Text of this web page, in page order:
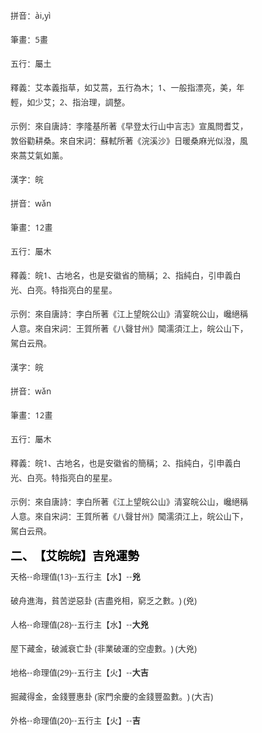
拼音：ài,yì
筆畫：5畫
五行：屬土
釋義：艾本義指草，如艾蒿，五行為木；1、一般指漂亮，美，年
輕，如少艾；2、指治理，調整。
示例：來自唐詩：李隆基所著《早登太行山中言志》宣風問耆艾，
敦俗勸耕桑。來自宋詞：蘇軾所著《浣溪沙》日暖桑麻光似潑，風
來蒿艾氣如薰。
漢字：皖
拼音：wǎn
筆畫：12畫
五行：屬木
釋義：皖1、古地名，也是安徽省的簡稱；2、指純白，引申義白
光、白亮。特指亮白的星星。
示例：來自唐詩：李白所著《江上望皖公山》清宴皖公山，巉絕稱
人意。來自宋詞：王質所著《八聲甘州》聞濡須江上，皖公山下，
駕白云飛。
漢字：皖
拼音：wǎn
筆畫：12畫
五行：屬木
釋義：皖1、古地名，也是安徽省的簡稱；2、指純白，引申義白
光、白亮。特指亮白的星星。
示例：來自唐詩：李白所著《江上望皖公山》清宴皖公山，巉絕稱
人意。來自宋詞：王質所著《八聲甘州》聞濡須江上，皖公山下，
駕白云飛。
二、【艾皖皖】吉兇運勢
天格--命理值(13)--五行主【水】--兇
破舟進海，貧苦逆惡卦 (吉盡兇相，窮乏之數。) (兇)
人格--命理值(28)--五行主【水】--大兇
屋下藏金，破滅衰亡卦 (非業破運的空虛數。) (大兇)
地格--命理值(29)--五行主【火】--大吉
掘藏得金，金錢豐惠卦 (家門余慶的金錢豐盈數。) (大吉)
外格--命理值(20)--五行主【火】--吉